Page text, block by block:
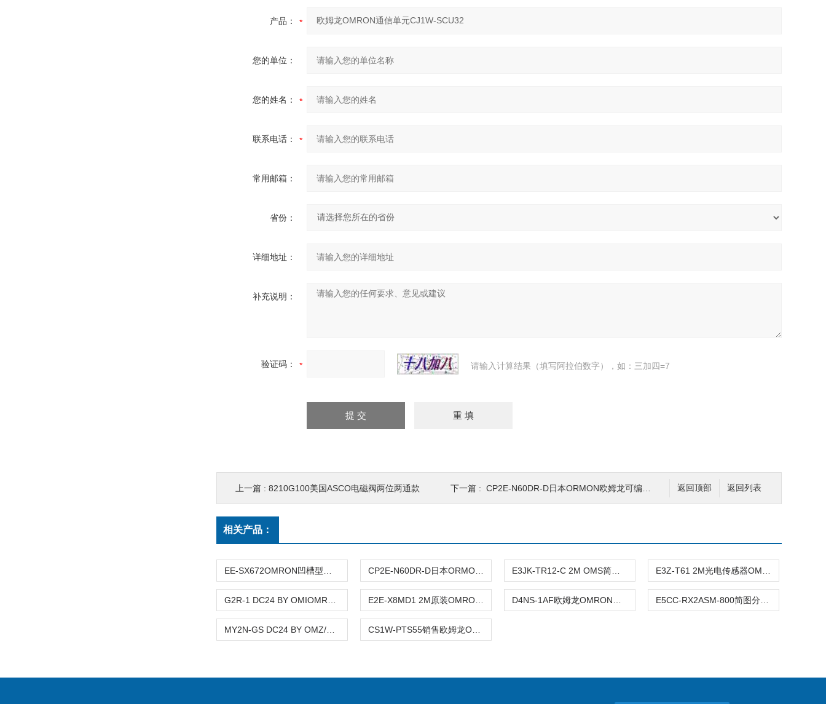
产品：
您的单位：
您的姓名：
联系电话：
常用邮箱：
省份：
详细地址：
补充说明：
验证码： 请输入计算结果（填写阿拉伯数字），如：三加四=7
返回列表
返回顶部
上一篇 : 8210G100美国ASCO电磁阀两位两通款 下一篇 : CP2E-N60DR-D日本ORMON欧姆龙可编程控制器使用
相关产品：